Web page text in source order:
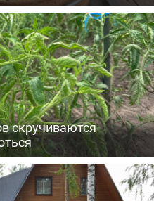
скручиваются